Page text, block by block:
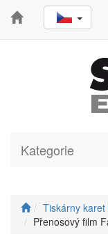
Kategorie
Tiskárny karet
Přenosový film